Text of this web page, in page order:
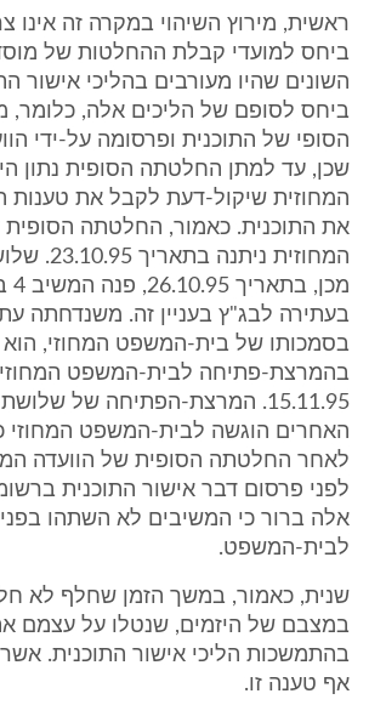
ראשית, מירוץ השיהוי במקרה זה אינו
ביחס למועדי קבלת ההחלטות של
השונים שהיו מעורבים בהליכי אישור
ביחס לסופם של הליכים אלה, כלומר,
הסופי של התוכנית ופרסומה על-ידי
שכן, עד למתן החלטתה הסופית נתון
המחוזית שיקול-דעת לקבל את טענות
את התוכנית. כאמור, החלטתה הסופית
המחוזית
בעתירה לבג"ץ בעניין זה. משנדחתה
בסמכותו של בית-המשפט המחוזי, הוא
בהמרצת-פתיחה לבית-המשפט
15.11.95. המרצת-הפתיחה של
האחרים הוגשה לבית-המשפט המחוזי
לאחר החלטתה הסופית של הוועדה
לפני פרסום דבר אישור התוכנית
אלה ברור כי המשיבים לא השתהו
לבית-המשפט.
שנית, כאמור, במשך הזמן שחלף לא חל
במצבם של היזמים, שנטלו על עצמם
בהתמשכות הליכי אישור התוכנית.
אף טענה זו.